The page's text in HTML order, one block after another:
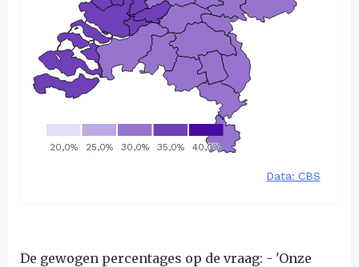
De gewogen percentages op de vraag: - 'Onze